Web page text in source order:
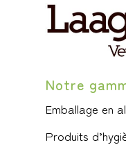
Notre
Emballage en
Produits